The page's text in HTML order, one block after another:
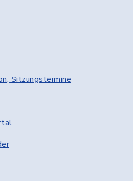
Sitzungstermine